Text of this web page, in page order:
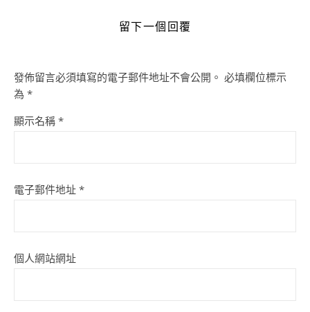
留下一個回覆
發佈留言必須填寫的電子郵件地址不會公開。 必填欄位標示
為 *
顯示名稱 *
電子郵件地址 *
個人網站網址